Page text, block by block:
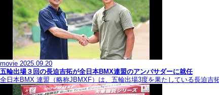
movie 2025.09.20
五輪出場３回の長迫吉拓が全日本BMX連盟のアンバサダーに就任
全日本BMX 連盟（略称JBMXF）は、五輪出場3度を果たしている長迫